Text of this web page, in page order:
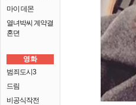
마이 데몬
열녀박씨 계약결
혼뎐
영화
범죄도시3
드림
비공식작전